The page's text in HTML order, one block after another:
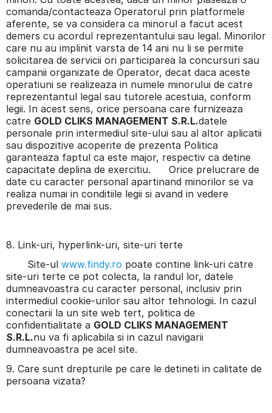
comanda/contacteaza Operatorul prin platformele
aferente, se va considera ca minorul a facut acest
demers cu acordul reprezentantului sau legal. Minorilor
care nu au implinit varsta de 14 ani nu li se permite
solicitarea de servicii ori participarea la concursuri sau
campanii organizate de Operator, decat daca aceste
operatiuni se realizeaza in numele minorului de catre
reprezentantul legal sau tutorele acestuia, conform
legii. In acest sens, orice persoana care furnizeaza
catre GOLD CLIKS MANAGEMENT S.R.L.datele
personale prin intermediul site-ului sau al altor aplicatii
sau dispozitive acoperite de prezenta Politica
garanteaza faptul ca este major, respectiv ca detine
capacitate deplina de exercitiu. Orice prelucrare de
date cu caracter personal apartinand minorilor se va
realiza numai in conditiile legii si avand in vedere
prevederile de mai sus.
8. Link-uri, hyperlink-uri, site-uri terte
Site-ul www.findy.ro poate contine link-uri catre
site-uri terte ce pot colecta, la randul lor, datele
dumneavoastra cu caracter personal, inclusiv prin
intermediul cookie-urilor sau altor tehnologii. In cazul
conectarii la un site web tert, politica de
confidentialitate a GOLD CLIKS MANAGEMENT
S.R.L.nu va fi aplicabila si in cazul navigarii
dumneavoastra pe acel site.
9. Care sunt drepturile pe care le detineti in calitate de
persoana vizata?